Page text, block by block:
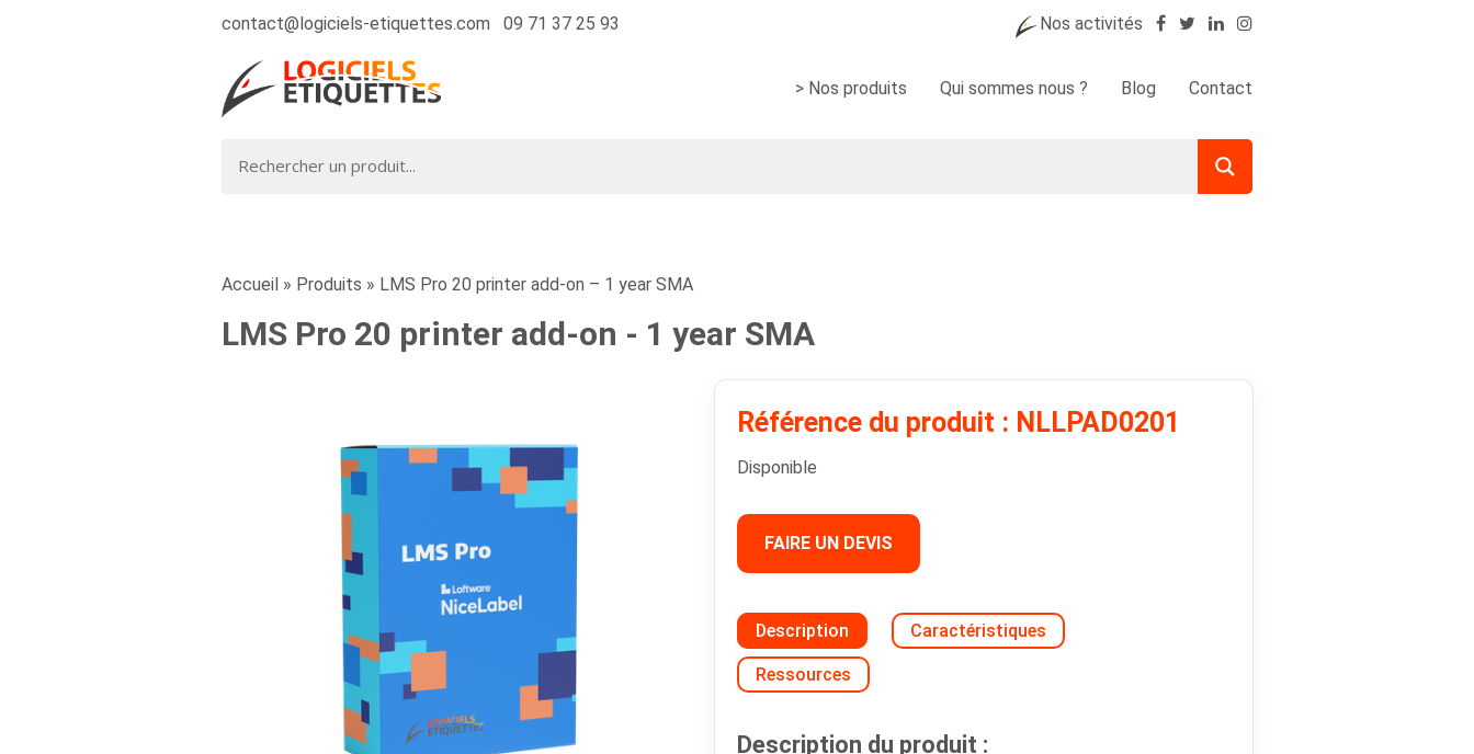
contact@logiciels-etiquettes.com 09 71 37 25 93 Nos activités
> Nos produits Qui sommes nous ? Blog Contact
Accueil » Produits » LMS Pro 20 printer add-on – 1 year SMA
LMS Pro 20 printer add-on - 1 year SMA
Référence du produit : NLLPAD0201
Disponible
FAIRE UN DEVIS
Description Caractéristiques
Ressources
Description du produit :